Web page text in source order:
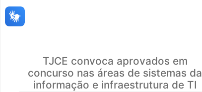
TJCE convoca aprovados em
concurso nas áreas de sistemas da
informação e infraestrutura de TI